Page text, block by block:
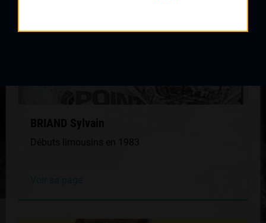
BRIAND Sylvain
Débuts limousins en 1983